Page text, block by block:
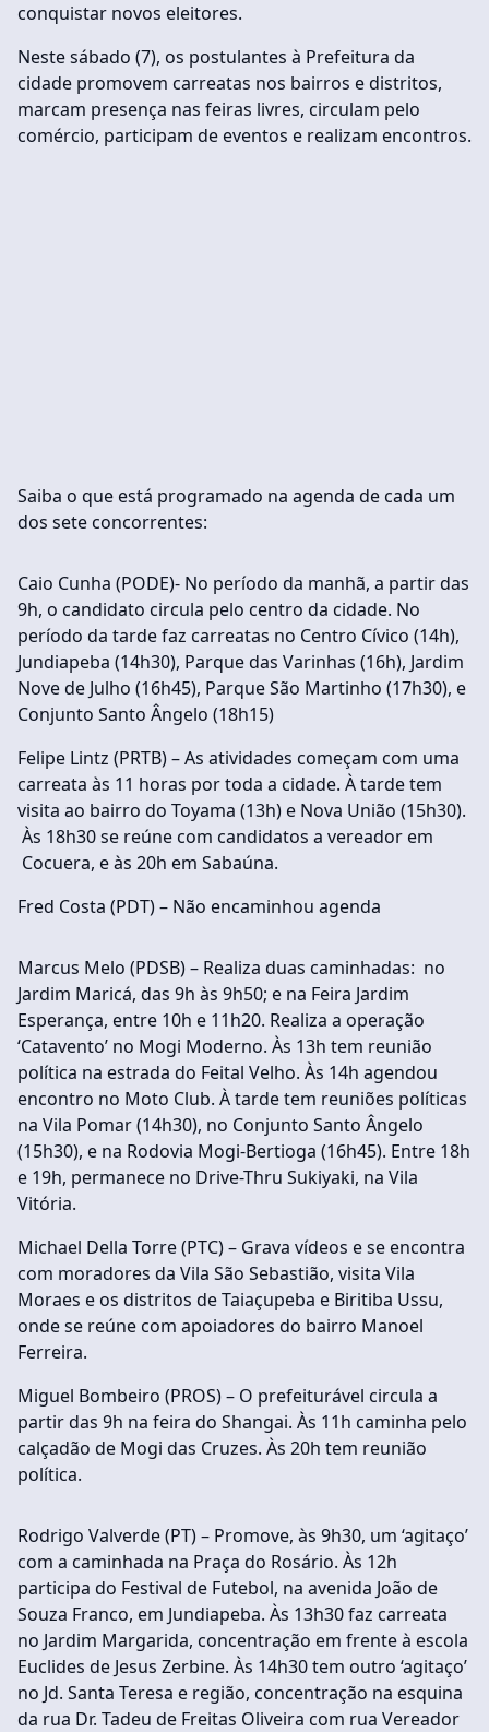
conquistar novos eleitores.
Neste sábado (7), os postulantes à Prefeitura da
cidade promovem carreatas nos bairros e distritos,
marcam presença nas feiras livres, circulam pelo
comércio, participam de eventos e realizam encontros.
Saiba o que está programado na agenda de cada um
dos sete concorrentes:
Caio Cunha (PODE)- No período da manhã, a partir das
9h, o candidato circula pelo centro da cidade. No
período da tarde faz carreatas no Centro Cívico (14h),
Jundiapeba (14h30), Parque das Varinhas (16h), Jardim
Nove de Julho (16h45), Parque São Martinho (17h30), e
Conjunto Santo Ângelo (18h15)
Felipe Lintz (PRTB) – As atividades começam com uma
carreata às 11 horas por toda a cidade. À tarde tem
visita ao bairro do Toyama (13h) e Nova União (15h30).
Às 18h30 se reúne com candidatos a vereador em
Cocuera, e às 20h em Sabaúna.
Fred Costa (PDT) – Não encaminhou agenda
Marcus Melo (PDSB) – Realiza duas caminhadas: no
Jardim Maricá, das 9h às 9h50; e na Feira Jardim
Esperança, entre 10h e 11h20. Realiza a operação
‘Catavento’ no Mogi Moderno. Às 13h tem reunião
política na estrada do Feital Velho. Às 14h agendou
encontro no Moto Club. À tarde tem reuniões políticas
na Vila Pomar (14h30), no Conjunto Santo Ângelo
(15h30), e na Rodovia Mogi-Bertioga (16h45). Entre 18h
e 19h, permanece no Drive-Thru Sukiyaki, na Vila
Vitória.
Michael Della Torre (PTC) – Grava vídeos e se encontra
com moradores da Vila São Sebastião, visita Vila
Moraes e os distritos de Taiaçupeba e Biritiba Ussu,
onde se reúne com apoiadores do bairro Manoel
Ferreira.
Miguel Bombeiro (PROS) – O prefeiturável circula a
partir das 9h na feira do Shangai. Às 11h caminha pelo
calçadão de Mogi das Cruzes. Às 20h tem reunião
política.
Rodrigo Valverde (PT) – Promove, às 9h30, um ‘agitaço’
com a caminhada na Praça do Rosário. Às 12h
participa do Festival de Futebol, na avenida João de
Souza Franco, em Jundiapeba. Às 13h30 faz carreata
no Jardim Margarida, concentração em frente à escola
Euclides de Jesus Zerbine. Às 14h30 tem outro ‘agitaço’
no Jd. Santa Teresa e região, concentração na esquina
da rua Dr. Tadeu de Freitas Oliveira com rua Vereador